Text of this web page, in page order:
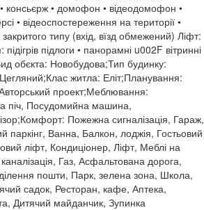
консьєрж • домофон • відеодомофон •
• відеоспостереження на території •
типу (вхід, вїзд обмежений) Ліфт:
підлоги • панорамні u002F вітринні
обєкта: Новобудова;Тип будинку:
житла: Еліт;Планування:
проект;Меблювання:
піч, Посудомийна машина,
Пожежна сигналізація, Гараж,
паркінг, Ванна, Балкон, лоджія, Гостьовий
ліфт, Кондиціонер, Ліфт, Меблі на
Газ, Асфальтована дорога,
пошти, Парк, зелена зона, Школа,
садок, Ресторан, кафе, Аптека,
Дитячий майданчик, Зупинка